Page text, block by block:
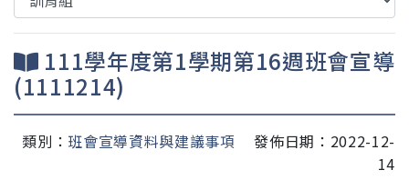
111學年度第1學期第16週班會宣導
(1111214)
類別： 班會宣導資料與建議事項
發佈日期：2022-12-
14